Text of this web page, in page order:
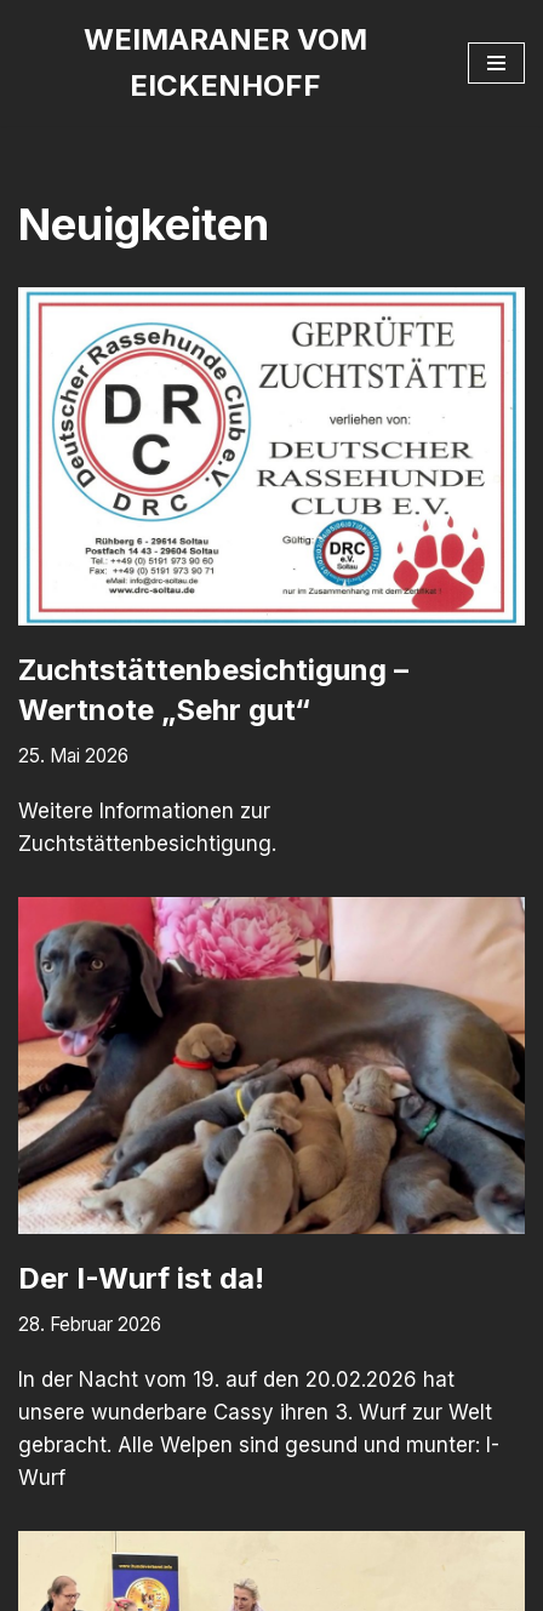
WEIMARANER VOM
EICKENHOFF
Neuigkeiten
Zuchtstättenbesichtigung –
Wertnote „Sehr gut“
25. Mai 2026
Weitere Informationen zur
Zuchtstättenbesichtigung.
Der I-Wurf ist da!
28. Februar 2026
In der Nacht vom 19. auf den 20.02.2026 hat
unsere wunderbare Cassy ihren 3. Wurf zur Welt
gebracht. Alle Welpen sind gesund und munter: I-
Wurf